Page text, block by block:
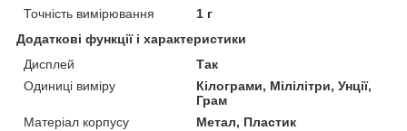
Точність вимірювання
1 г
Додаткові функції і характеристики
Дисплей
Так
Одиниці виміру
Кілограми, Мілілітри, Унції,
Грам
Матеріал корпусу
Метал, Пластик